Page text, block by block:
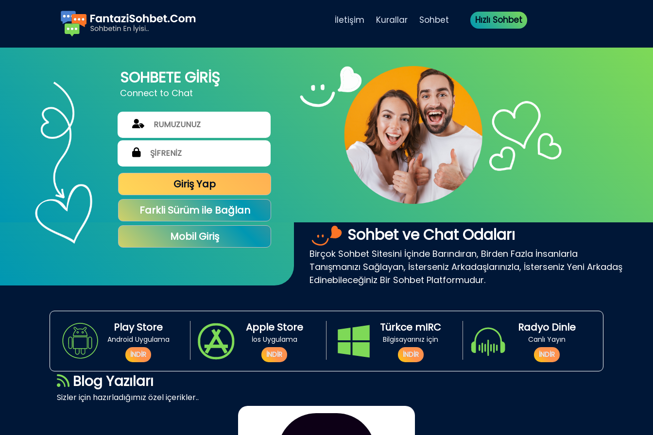
İletişim Kurallar Sohbet Hızlı Sohbet
SOHBETE GİRİŞ
Connect to Chat
Giriş Yap
Farkli Sürüm ile Bağlan
Mobil Giriş
Sohbet ve Chat Odaları
Birçok Sohbet Sitesini İçinde Barındıran, Birden Fazla İnsanlarla
Tanışmanızı Sağlayan, İsterseniz Arkadaşlarınızla, İsterseniz Yeni Arkadaş
Edinebileceğiniz Bir Sohbet Platformudur.
Play Store
Android Uygulama
İNDİR
Apple Store
İos Uygulama
İNDİR
Türkce mIRC
Bilgisayarınız için
İNDİR
Radyo Dinle
Canlı Yayın
İNDİR
Blog Yazıları
Sizler için hazırladığımız özel içerikler..